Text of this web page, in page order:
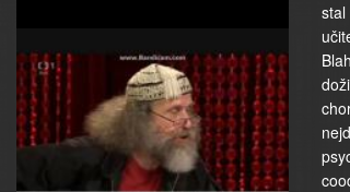
stal